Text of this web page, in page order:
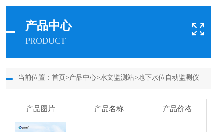
产品中心
PRODUCT
当前位置： 首页 >产品中心>水文监测站>地下水位自动监测仪
产品图片 产品名称 产品价格